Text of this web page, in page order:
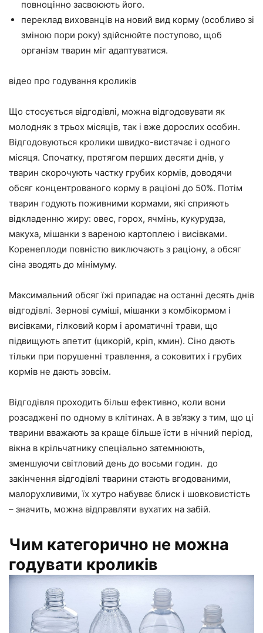
повноцінно засвоюють його.
переклад вихованців на новий вид корму (особливо зі
зміною пори року) здійснюйте поступово, щоб
організм тварин міг адаптуватися.
відео про годування кроликів
Що стосується відгодівлі, можна відгодовувати як
молодняк з трьох місяців, так і вже дорослих особин.
Відгодовуються кролики швидко-вистачає і одного
місяця. Спочатку, протягом перших десяти днів, у
тварин скорочують частку грубих кормів, доводячи
обсяг концентрованого корму в раціоні до 50%. Потім
тварин годують поживними кормами, які сприяють
відкладенню жиру: овес, горох, ячмінь, кукурудза,
макуха, мішанки з вареною картоплею і висівками.
Коренеплоди повністю виключають з раціону, а обсяг
сіна зводять до мінімуму.
Максимальний обсяг їжі припадає на останні десять днів
відгодівлі. Зернові суміші, мішанки з комбікормом і
висівками, гілковий корм і ароматичні трави, що
підвищують апетит (цикорій, кріп, кмин). Сіно дають
тільки при порушенні травлення, а соковитих і грубих
кормів не дають зовсім.
Відгодівля проходить більш ефективно, коли вони
розсаджені по одному в клітинах. А в зв’язку з тим, що ці
тварини вважають за краще більше їсти в нічний період,
вікна в крільчатнику спеціально затемнюють,
зменшуючи світловий день до восьми годин. до
закінчення відгодівлі тварини стають вгодованими,
малорухливими, їх хутро набуває блиск і шовковистість
– значить, можна відправляти вухатих на забій.
Чим категорично не можна
годувати кроликів